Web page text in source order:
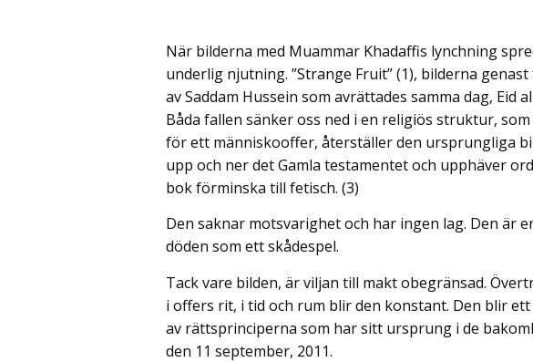
När bilderna med Muammar Khadaffis lynchning
underlig njutning. ”Strange Fruit” (1), bilderna
av Saddam Hussein som avrättades samma dag, Eid
Båda fallen sänker oss ned i en religiös struktur,
för ett människooffer, återställer den ursprungliga
upp och ner det Gamla testamentet och upphäver
bok förminska till fetisch. (3)
Den saknar motsvarighet och har ingen lag. Den är
döden som ett skådespel.
Tack vare bilden, är viljan till makt obegränsad.
i offers rit, i tid och rum blir den konstant. Den blir
av rättsprinciperna som har sitt ursprung i de
den 11 september, 2011.